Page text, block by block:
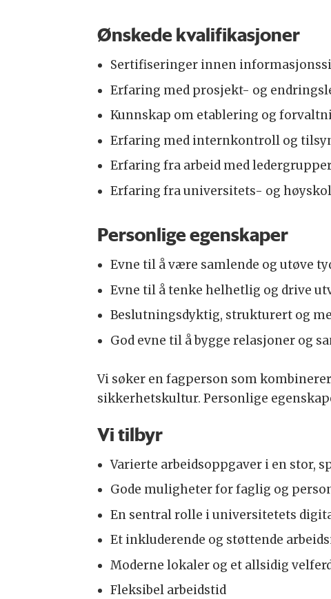
Ønskede kvalifikasjoner
Sertifiseringer innen
Erfaring med prosjekt- og
Kunnskap om etablering og
Erfaring med internkontroll og
Erfaring fra arbeid med
Erfaring fra universitets- og
Personlige egenskaper
Evne til å være samlende og utøve
Evne til å tenke helhetlig og drive
Beslutningsdyktig, strukturert og
God evne til å bygge relasjoner og
Vi søker en fagperson som
sikkerhetskultur. Personlige
Vi tilbyr
Varierte arbeidsoppgaver i en stor,
Gode muligheter for faglig og
En sentral rolle i universitetets
Et inkluderende og støttende
Moderne lokaler og et allsidig
Fleksibel arbeidstid